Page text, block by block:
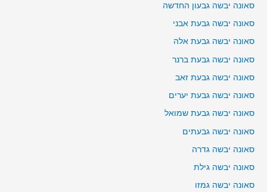
סאונה יבשה גבעון החדשה
סאונה יבשה גבעת אבני
סאונה יבשה גבעת אלה
סאונה יבשה גבעת ברנר
סאונה יבשה גבעת זאב
סאונה יבשה גבעת יערים
סאונה יבשה גבעת שמואל
סאונה יבשה גבעתים
סאונה יבשה גדרה
סאונה יבשה גילת
סאונה יבשה גמזו